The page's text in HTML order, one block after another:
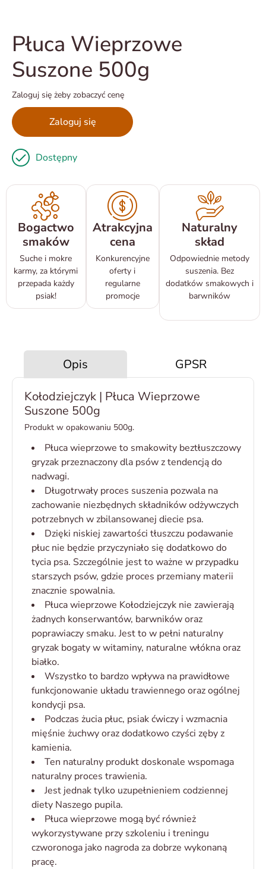
Płuca Wieprzowe
Suszone 500g
Zaloguj się żeby zobaczyć cenę
Zaloguj się
Dostępny
Bogactwo
smaków
Suche i mokre
karmy, za którymi
przepada każdy
psiak!
Atrakcyjna
cena
Konkurencyjne
oferty i
regularne
promocje
Naturalny
skład
Odpowiednie metody
suszenia. Bez
dodatków smakowych i
barwników
Opis
GPSR
Kołodziejczyk | Płuca Wieprzowe
Suszone 500g
Produkt w opakowaniu 500g.
Płuca wieprzowe to smakowity beztłuszczowy
gryzak przeznaczony dla psów z tendencją do
nadwagi.
Długotrwały proces suszenia pozwala na
zachowanie niezbędnych składników odżywczych
potrzebnych w zbilansowanej diecie psa.
Dzięki niskiej zawartości tłuszczu podawanie
płuc nie będzie przyczyniało się dodatkowo do
tycia psa. Szczególnie jest to ważne w przypadku
starszych psów, gdzie proces przemiany materii
znacznie spowalnia.
Płuca wieprzowe Kołodziejczyk nie zawierają
żadnych konserwantów, barwników oraz
poprawiaczy smaku. Jest to w pełni naturalny
gryzak bogaty w witaminy, naturalne włókna oraz
białko.
Wszystko to bardzo wpływa na prawidłowe
funkcjonowanie układu trawiennego oraz ogólnej
kondycji psa.
Podczas żucia płuc, psiak ćwiczy i wzmacnia
mięśnie żuchwy oraz dodatkowo czyści zęby z
kamienia.
Ten naturalny produkt doskonale wspomaga
naturalny proces trawienia.
Jest jednak tylko uzupełnieniem codziennej
diety Naszego pupila.
Płuca wieprzowe mogą być również
wykorzystywane przy szkoleniu i treningu
czworonoga jako nagroda za dobrze wykonaną
pracę.